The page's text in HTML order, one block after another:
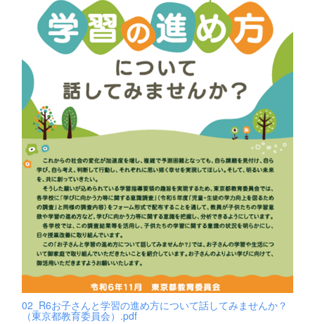
02_R6お子さんと学習の進め方について話してみませんか？
（東京都教育委員会）.pdf